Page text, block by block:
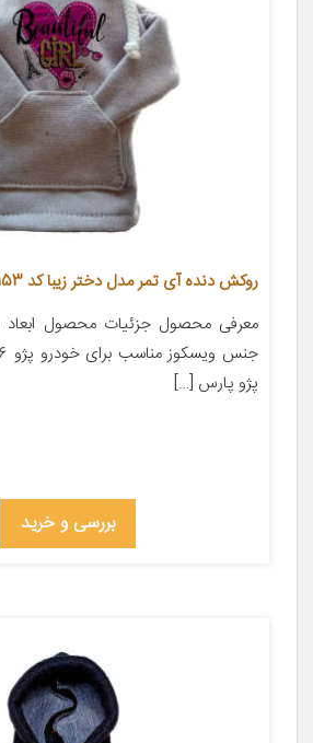
روکش دنده آی تمر مدل دختر زیبا کد 153
پژو پارس […]
بررسی و خرید